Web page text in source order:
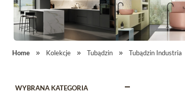
Home Kolekcje Tubądzin Tubądzin Industria
WYBRANA KATEGORIA